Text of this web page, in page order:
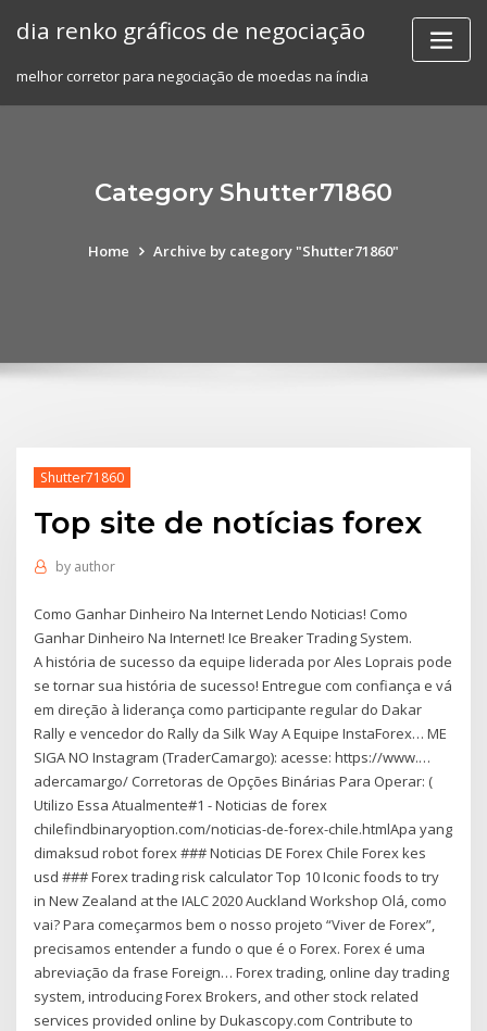
dia renko gráficos de negociação
melhor corretor para negociação de moedas na índia
Category Shutter71860
Home Archive by category "Shutter71860"
Shutter71860
Top site de notícias forex
by author
Como Ganhar Dinheiro Na Internet Lendo Noticias! Como
Ganhar Dinheiro Na Internet! Ice Breaker Trading System.
A história de sucesso da equipe liderada por Ales Loprais pode
se tornar sua história de sucesso! Entregue com confiança e vá
em direção à liderança como participante regular do Dakar
Rally e vencedor do Rally da Silk Way A Equipe InstaForex… ME
SIGA NO Instagram (TraderCamargo): acesse: https://www.…
adercamargo/ Corretoras de Opções Binárias Para Operar: (
Utilizo Essa Atualmente#1 - Noticias de forex
chilefindbinaryoption.com/noticias-de-forex-chile.htmlApa yang
dimaksud robot forex ### Noticias DE Forex Chile Forex kes
usd ### Forex trading risk calculator Top 10 Iconic foods to try
in New Zealand at the IALC 2020 Auckland Workshop Olá, como
vai? Para começarmos bem o nosso projeto “Viver de Forex”,
precisamos entender a fundo o que é o Forex. Forex é uma
abreviação da frase Foreign… Forex trading, online day trading
system, introducing Forex Brokers, and other stock related
services provided online by Dukascopy.com Contribute to